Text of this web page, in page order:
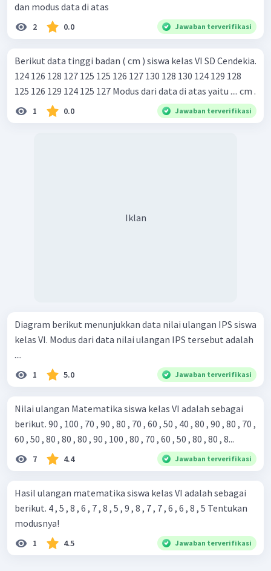
dan modus data di atas
2 0.0 Jawaban terverifikasi
Berikut data tinggi badan ( cm ) siswa kelas VI SD Cendekia.
124 126 128 127 125 125 126 127 130 128 130 124 129 128
125 126 129 124 125 127 Modus dari data di atas yaitu .... cm .
1 0.0 Jawaban terverifikasi
Iklan
Diagram berikut menunjukkan data nilai ulangan IPS siswa
kelas VI. Modus dari data nilai ulangan IPS tersebut adalah
....
1 5.0 Jawaban terverifikasi
Nilai ulangan Matematika siswa kelas VI adalah sebagai
berikut. 90 , 100 , 70 , 90 , 80 , 70 , 60 , 50 , 40 , 80 , 90 , 80 , 70 ,
60 , 50 , 80 , 80 , 80 , 90 , 100 , 80 , 70 , 60 , 50 , 80 , 80 , 8...
7 4.4 Jawaban terverifikasi
Hasil ulangan matematika siswa kelas VI adalah sebagai
berikut. 4 , 5 , 8 , 6 , 7 , 8 , 5 , 9 , 8 , 7 , 7 , 6 , 6 , 8 , 5 Tentukan
modusnya!
1 4.5 Jawaban terverifikasi